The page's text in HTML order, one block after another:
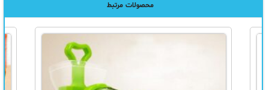
محصولات مرتبط